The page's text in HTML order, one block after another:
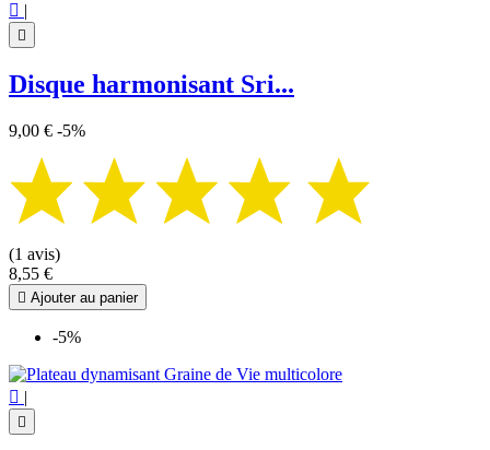
 |

Disque harmonisant Sri...
9,00 € -5%
(1 avis)
8,55 €
 Ajouter au panier
-5%
 |
